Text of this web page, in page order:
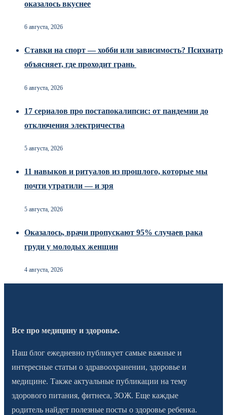
оказалось вкуснее
6 августа, 2026
Ставки на спорт — хобби или зависимость? Психиатр
объясняет, где проходит грань
6 августа, 2026
17 сериалов про постапокалипсис: от пандемии до
отключения электричества
5 августа, 2026
11 навыков и ритуалов из прошлого, которые мы
почти утратили — и зря
5 августа, 2026
Оказалось, врачи пропускают 95% случаев рака
груди у молодых женщин
4 августа, 2026
Все про медицину и здоровье.
Наш блог ежедневно публикует самые важные и
интересные статьи о здравоохранении, здоровье и
медицине. Также актуальные публикации на тему
здорового питания, фитнеса, ЗОЖ. Еще каждые
родитель найдет полезные посты о здоровье ребенка.